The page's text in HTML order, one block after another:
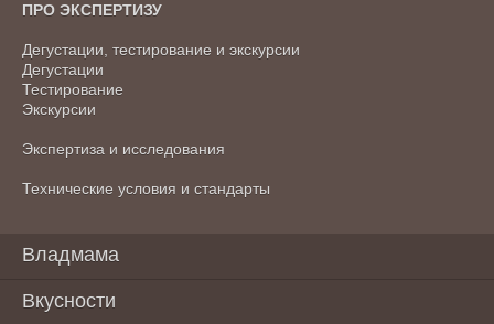
ПРО ЭКСПЕРТИЗУ
Дегустации, тестирование и экскурсии
Дегустации
Тестирование
Экскурсии
Экспертиза и исследования
Технические условия и стандарты
Владмама
Вкусности